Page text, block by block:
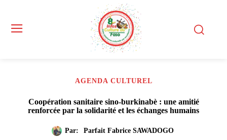
AGENDA CULTUREL
Coopération sanitaire sino-burkinabè : une amitié
renforcée par la solidarité et les échanges humains
Par:
Parfait Fabrice SAWADOGO